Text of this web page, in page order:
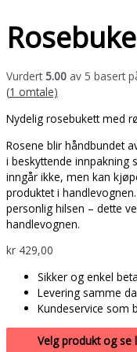
Vurdert5.00 av 5 basert
(1 omtale)
Nydelig rosebukett med
Rosene blir håndbundet
i beskyttende innpakning
inngår ikke, men kan
produktet i
personlig hilsen – dette
handlevognen.
kr 429,00
Sikker og enkel
Levering samme
Kundeservice som
Velg produkt og se